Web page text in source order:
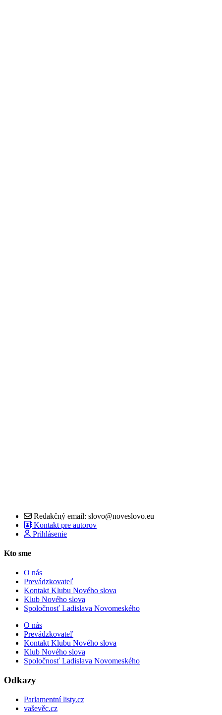
Redakčný email: slovo@noveslovo.eu
Kontakt pre autorov
Prihlásenie
Kto sme
O nás
Prevádzkovateľ
Kontakt Klubu Nového slova
Klub Nového slova
Spoločnosť Ladislava Novomeského
O nás
Prevádzkovateľ
Kontakt Klubu Nového slova
Klub Nového slova
Spoločnosť Ladislava Novomeského
Odkazy
Parlamentní listy.cz
vaševěc.cz